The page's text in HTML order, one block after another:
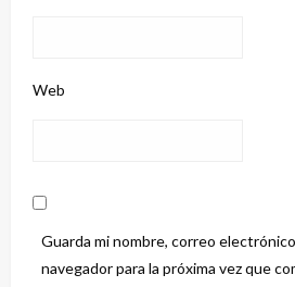
Web
Guarda mi nombre, correo
navegador para la próxima vez que